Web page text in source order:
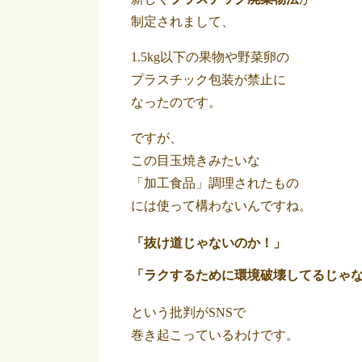
制定されまして、
1.5kg以下の果物や野菜卵の
プラスチック包装が禁止に
なったのです。
ですが、
この目玉焼きみたいな
「加工食品」調理されたもの
には使って構わないんですね。
「抜け道じゃないのか！」
「ラクするために環境破壊してるじゃ
という批判がSNSで
巻き起こっているわけです。